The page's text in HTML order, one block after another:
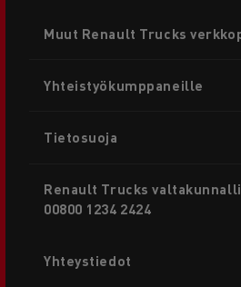
menu
Muut Renault Trucks
Yhteistyökumppaneille
Tietosuoja
Renault Trucks
00800 1234 2424
Yhteystiedot